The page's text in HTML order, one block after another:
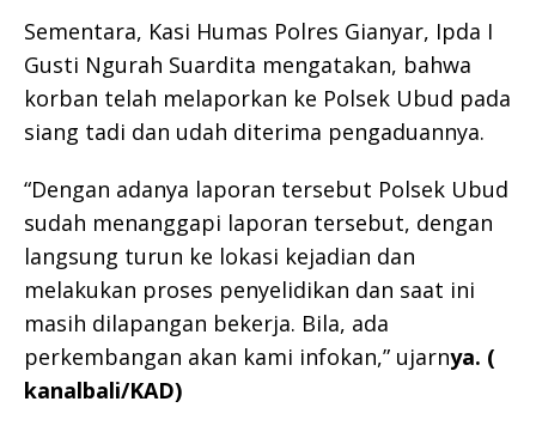
Sementara, Kasi Humas Polres Gianyar, Ipda I
Gusti Ngurah Suardita mengatakan, bahwa
korban telah melaporkan ke Polsek Ubud pada
siang tadi dan udah diterima pengaduannya.
“Dengan adanya laporan tersebut Polsek Ubud
sudah menanggapi laporan tersebut, dengan
langsung turun ke lokasi kejadian dan
melakukan proses penyelidikan dan saat ini
masih dilapangan bekerja. Bila, ada
perkembangan akan kami infokan,” ujarnya. (
kanalbali/KAD)